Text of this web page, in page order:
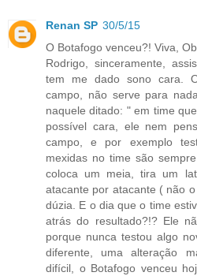
Renan SP 30/5/15
O Botafogo venceu?! Viva,
Rodrigo, sinceramente,
tem me dado sono cara.
campo, não serve para
naquele ditado: " em time
possível cara, ele nem
campo, e por exemplo
mexidas no time são
coloca um meia, tira um
atacante por atacante ( não
dúzia. E o dia que o time
atrás do resultado?!? Ele
porque nunca testou algo
diferente, uma alteração
difícil, o Botafogo venceu